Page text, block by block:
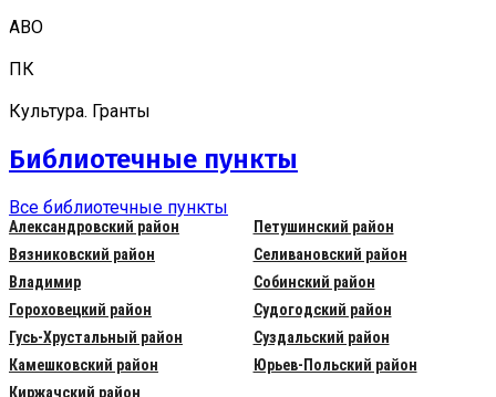
АВО
ПК
Культура. Гранты
Библиотечные пункты
Все библиотечные пункты
Александровский район
Вязниковский район
Владимир
Гороховецкий район
Гусь-Хрустальный район
Камешковский район
Киржачский район
Петушинский район
Селивановский район
Собинский район
Судогодский район
Суздальский район
Юрьев-Польский район